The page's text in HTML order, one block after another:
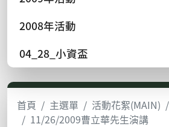
2008年活動
04_28_小資盃
首頁 主選單 活動花絮(MAIN)
11/26/2009曹立華先生演講